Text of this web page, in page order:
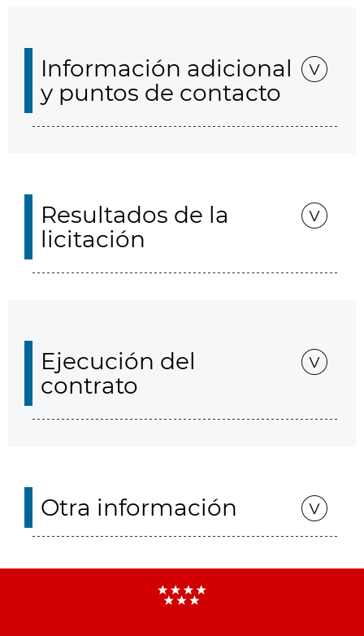
Información adicional
y puntos de contacto
Resultados de la
licitación
Ejecución del
contrato
Otra información